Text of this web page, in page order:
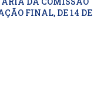
FINAL, DE 14 DE